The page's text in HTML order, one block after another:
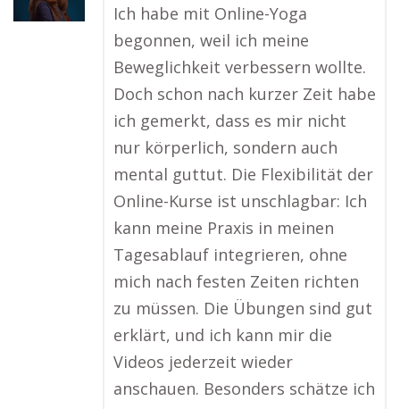
Ich habe mit Online-Yoga
begonnen, weil ich meine
Beweglichkeit verbessern wollte.
Doch schon nach kurzer Zeit habe
ich gemerkt, dass es mir nicht
nur körperlich, sondern auch
mental guttut. Die Flexibilität der
Online-Kurse ist unschlagbar: Ich
kann meine Praxis in meinen
Tagesablauf integrieren, ohne
mich nach festen Zeiten richten
zu müssen. Die Übungen sind gut
erklärt, und ich kann mir die
Videos jederzeit wieder
anschauen. Besonders schätze ich